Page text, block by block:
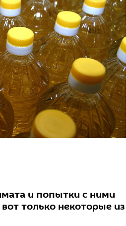
и попытки с ними
только некоторые из